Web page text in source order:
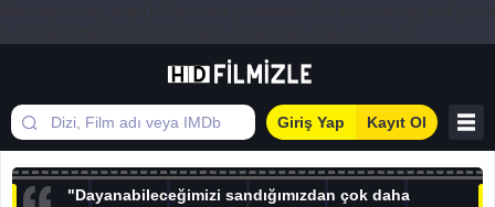
Giriş Yap Kayıt Ol
"Dayanabileceğimizi sandığımızdan çok daha